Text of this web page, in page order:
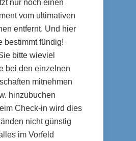
nur noch einen
vom ultimativen
entfernt. Und hier
bestimmt fündig!
bitte wieviel
bei den einzelnen
mitnehmen
hinzubuchen
Check-in wird dies
nicht günstig
im Vorfeld